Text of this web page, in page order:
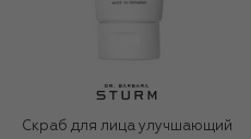
Скраб для лица улучшающий